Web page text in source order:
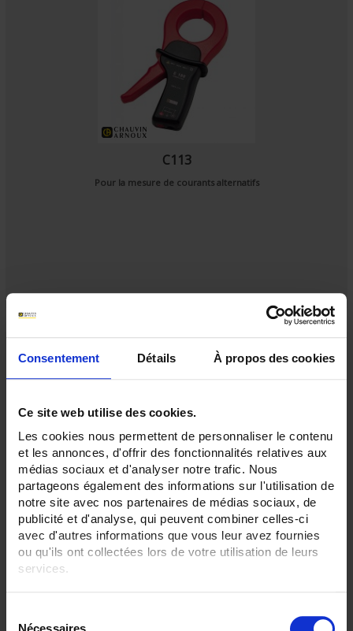
Consentement Détails À propos des cookies
Ce site web utilise des cookies.
Les cookies nous permettent de personnaliser le contenu
et les annonces, d'offrir des fonctionnalités relatives aux
médias sociaux et d'analyser notre trafic. Nous
partageons également des informations sur l'utilisation de
notre site avec nos partenaires de médias sociaux, de
publicité et d'analyse, qui peuvent combiner celles-ci
avec d'autres informations que vous leur avez fournies
ou qu'ils ont collectées lors de votre utilisation de leurs
services.
C113
Pour la mesure de courants alternatifs
C116
Pour la mesure de courants alternatifs